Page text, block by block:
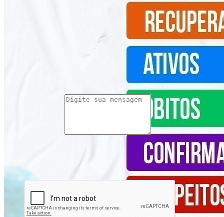
Ao iniciar um contato, você concorda com a Política de